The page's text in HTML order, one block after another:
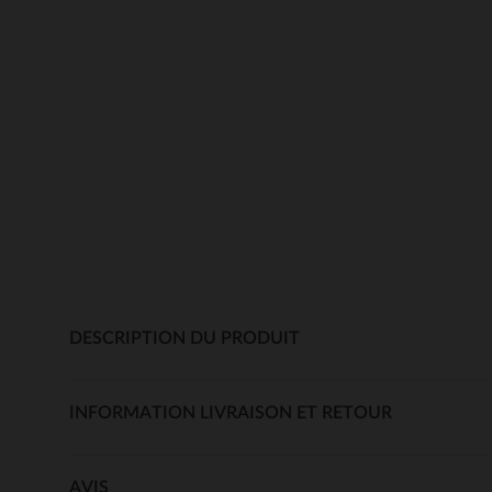
DESCRIPTION DU PRODUIT
INFORMATION LIVRAISON ET RETOUR
AVIS